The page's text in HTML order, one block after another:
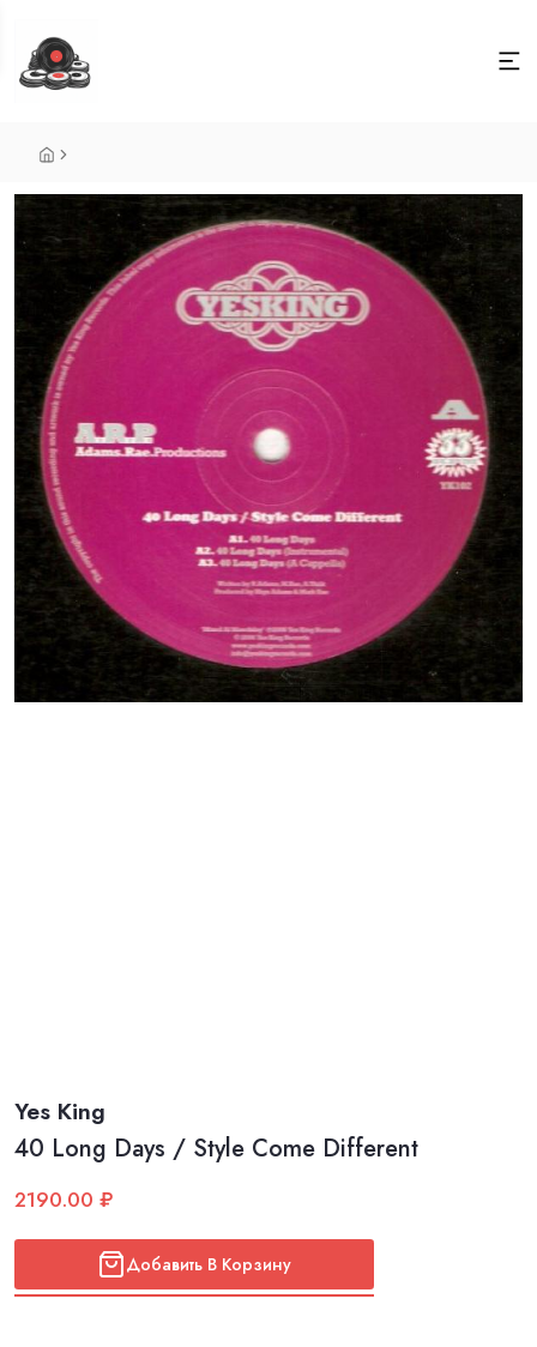
Yes King
40 Long Days / Style Come Different
2190.00 ₽
Добавить В Корзину